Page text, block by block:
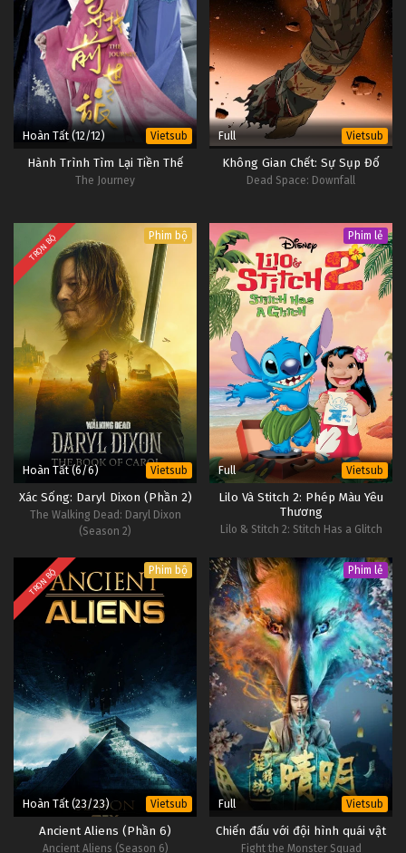
Hoàn Tất (12/12) Vietsub
Hành Trình Tìm Lại Tiền Thế
The Journey
Full Vietsub
Không Gian Chết: Sự Sụp Đổ
Dead Space: Downfall
TRỌN BỘ Phim bộ
Hoàn Tất (6/6) Vietsub
Xác Sống: Daryl Dixon (Phần 2)
The Walking Dead: Daryl Dixon
(Season 2)
Phim lẻ
Full Vietsub
Lilo Và Stitch 2: Phép Màu Yêu
Thương
Lilo & Stitch 2: Stitch Has a Glitch
TRỌN BỘ Phim bộ
Hoàn Tất (23/23) Vietsub
Ancient Aliens (Phần 6)
Ancient Aliens (Season 6)
Phim lẻ
Full Vietsub
Chiến đấu với đội hình quái vật
Fight the Monster Squad